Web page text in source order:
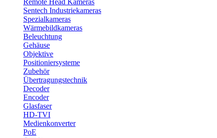
Sentech Industriekameras
Spezialkameras
Wärmebildkameras
Beleuchtung
Gehäuse
Objektive
Positioniersysteme
Zubehör
Übertragungstechnik
Decoder
Encoder
Glasfaser
HD-TVI
Medienkonverter
PoE